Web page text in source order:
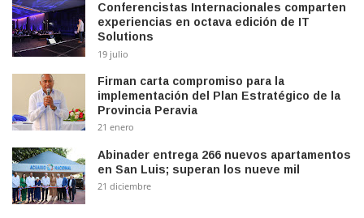
Conferencistas Internacionales comparten
experiencias en octava edición de IT
Solutions
19 julio
Firman carta compromiso para la
implementación del Plan Estratégico de la
Provincia Peravia
21 enero
Abinader entrega 266 nuevos apartamentos
en San Luis; superan los nueve mil
21 diciembre